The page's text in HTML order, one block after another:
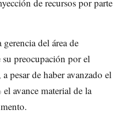
de recursos por parte
del área de
preocupación por el
pesar de haber avanzado el
avance material de la